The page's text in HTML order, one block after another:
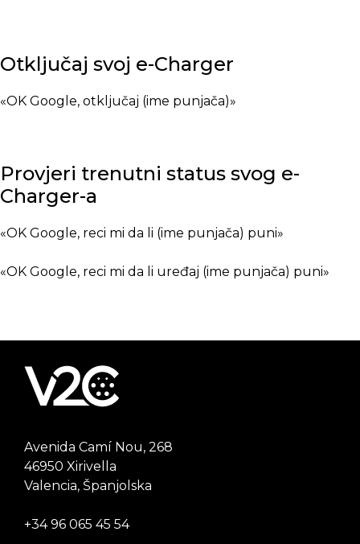
Otključaj svoj e-Charger
«OK Google, otključaj (ime punjača)»
Provjeri trenutni status svog e-
Charger-a
«OK Google, reci mi da li (ime punjača) puni»
«OK Google, reci mi da li uređaj (ime punjača) puni»
Avenida Camí Nou, 268
46950 Xirivella
Valencia, Španjolska
+34 96 065 45 54